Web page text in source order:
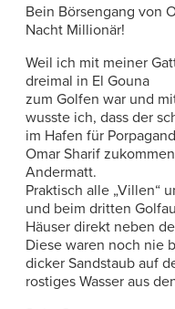
Bein Börsengang von
Nacht Millionär!
Weil ich mit meiner
dreimal in El Gouna
zum Golfen war und
wusste ich, dass der
im Hafen für
Omar Sharif
Andermatt.
Praktisch alle „Villen“
und beim dritten
Häuser direkt neben
Diese waren noch nie
dicker Sandstaub auf
rostiges Wasser aus